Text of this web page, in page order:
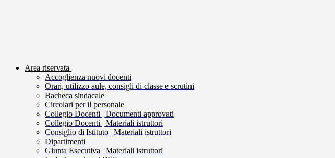
Area riservata
Accoglienza nuovi docenti
Orari, utilizzo aule, consigli di classe e scrutini
Bacheca sindacale
Circolari per il personale
Collegio Docenti | Documenti approvati
Collegio Docenti | Materiali istruttori
Consiglio di Istituto | Materiali istruttori
Dipartimenti
Giunta Esecutiva | Materiali istruttori